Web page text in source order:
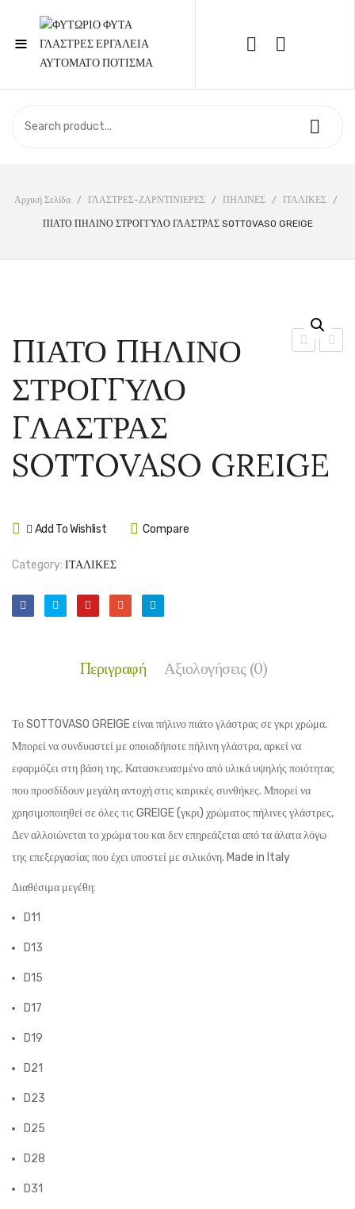
≡
Call Support: 210 6857844
ΣΧΕΤΙΚΆ ΜΕ ΕΜΆΣ
ΕΠΙΚΟΙΝΩΝΊΑ
Αρχική Σελίδα / ΓΛΑΣΤΡΕΣ-ΖΑΡΝΤΙΝΙΕΡΕΣ / ΠΗΛΙΝΕΣ / ΙΤΑΛΙΚΕΣ /
ΠΙΑΤΟ ΠΗΛΙΝΟ ΣΤΡΟΓΓΥΛΟ ΓΛΑΣΤΡΑΣ SOTTOVASO GREIGE
ΠΙΑΤΟ ΠΗΛΙΝΟ
ΣΤΡΟΓΓΥΛΟ
ΓΛΑΣΤΡΑΣ
SOTTOVASO GREIGE
Add To Wishlist Compare
Category: ΙΤΑΛΙΚΕΣ
Περιγραφή Αξιολογήσεις (0)
Το SOTTOVASO GREIGE είναι πήλινο πιάτο γλάστρας σε γκρι χρώμα.
Μπορεί να συνδυαστεί με οποιαδήποτε πήλινη γλάστρα, αρκεί να
εφαρμόζει στη βάση της. Κατασκευασμένο από υλικά υψηλής ποιότητας
που προσδίδουν μεγάλη αντοχή στις καιρικές συνθήκες. Μπορεί να
χρησιμοποιηθεί σε όλες τις GREIGE (γκρι) χρώματος πήλινες γλάστρες,
Δεν αλλοιώνεται το χρώμα του και δεν επηρεάζεται από τα άλατα λόγω
της επεξεργασίας που έχει υποστεί με σιλικόνη. Made in Italy
Διαθέσιμα μεγέθη:
D11
D13
D15
D17
D19
D21
D23
D25
D28
D31